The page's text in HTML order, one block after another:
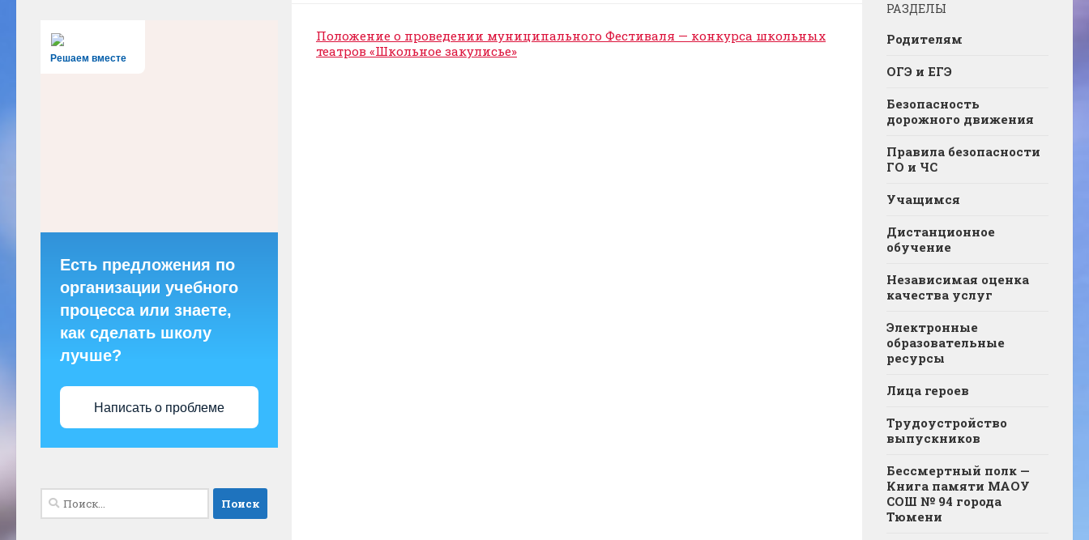
Положение о проведении муниципального Фестиваля — конкурса школьных
театров «Школьное закулисье»
Решаем вместе
Есть предложения по
организации учебного
процесса или знаете,
как сделать школу
лучше?
Написать о проблеме
Найти:
РАЗДЕЛЫ
Родителям
ОГЭ и ЕГЭ
Безопасность
дорожного движения
Правила безопасности
ГО и ЧС
Учащимся
Дистанционное
обучение
Независимая оценка
качества услуг
Электронные
образовательные
ресурсы
Лица героев
Трудоустройство
выпускников
Бессмертный полк —
Книга памяти МАОУ
СОШ № 94 города
Тюмени